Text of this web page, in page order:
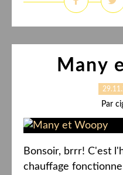
Many
Par
Bonsoir, brrr! C'est
chauffage